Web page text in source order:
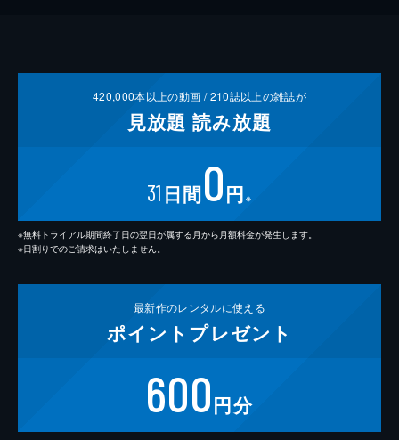
420,000本以上の動画 /210誌以上の雑誌が
見放題 読み放題
31 日間0円 ※
※無料トライアル期間終了日の翌日が属する月から月額料金が発生します。
※日割りでのご請求はいたしません。
最新作のレンタルに使える
ポイント プレゼント
600円分